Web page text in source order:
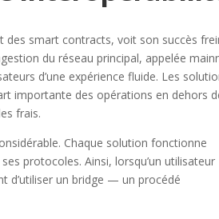
des smart contracts, voit son succès
du réseau principal, appelée
d’une expérience fluide. Les
importante des opérations en dehors
frais.
Chaque solution fonctionne
protocoles. Ainsi, lorsqu’un utilisateur
d’utiliser un bridge — un procédé